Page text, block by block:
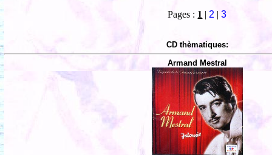
Pages : 1 | 2 |3
CD thèmatiques:
Armand Mestral